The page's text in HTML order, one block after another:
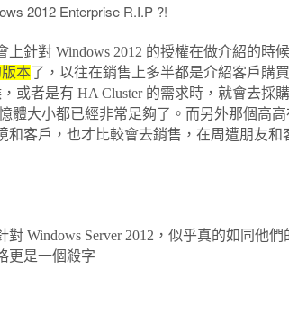
2012 Enterprise R.I.P ?!
上針對 Windows 2012 的授權在做介紹的時
版本了，以往在銷售上多半都是介紹客戶購
或者是有 HA Cluster 的需求時，就會去採
體大小都已經非常足夠了。而另外那個高
和客戶，也才比較會去銷售，在周遭朋友
對 Windows Server 2012，似乎真的如同他
更是一個殺字